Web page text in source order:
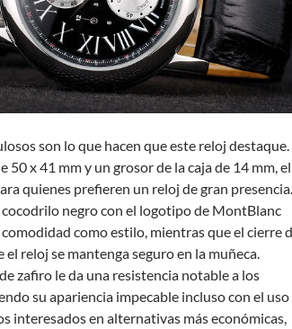
son lo que hacen que este reloj destaque.
50 x 41 mm y un grosor de la caja de 14 mm, el
quienes prefieren un reloj de gran
cocodrilo negro con el logotipo de MontBlanc
como estilo, mientras que el cierre
el reloj se mantenga seguro en la muñeca.
zafiro le da una resistencia notable a los
su apariencia impecable incluso con el uso
interesados en alternativas más económicas,